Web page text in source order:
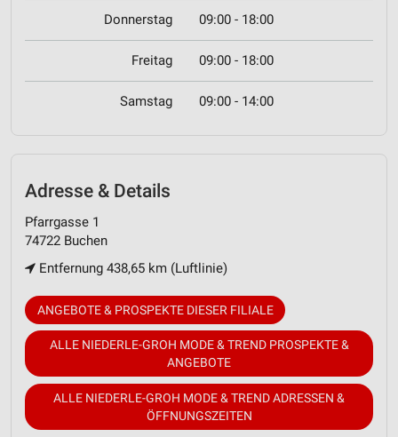
Donnerstag 09:00 - 18:00
Freitag 09:00 - 18:00
Samstag 09:00 - 14:00
Adresse & Details
Pfarrgasse 1
74722 Buchen
Entfernung 438,65 km (Luftlinie)
ANGEBOTE & PROSPEKTE DIESER FILIALE
ALLE NIEDERLE-GROH MODE & TREND PROSPEKTE &
ANGEBOTE
ALLE NIEDERLE-GROH MODE & TREND ADRESSEN &
ÖFFNUNGSZEITEN